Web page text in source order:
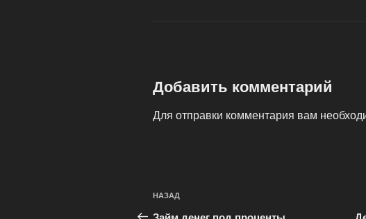
Добавить комментарий
Для отправки комментария вам
Навигация
по
Предыдущая
запись:
НАЗАД